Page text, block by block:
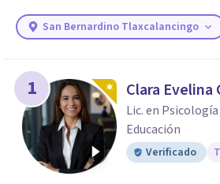
ENCONTRAR MI TERAPEUTA
¿Necesitas ayuda
psicólogo adecuado?
Responde a unas breves
los profesionales que más se
necesidades.
San Bernardino Tlaxcalancingo
1 Clara
Lic. en
Educación
Verificado